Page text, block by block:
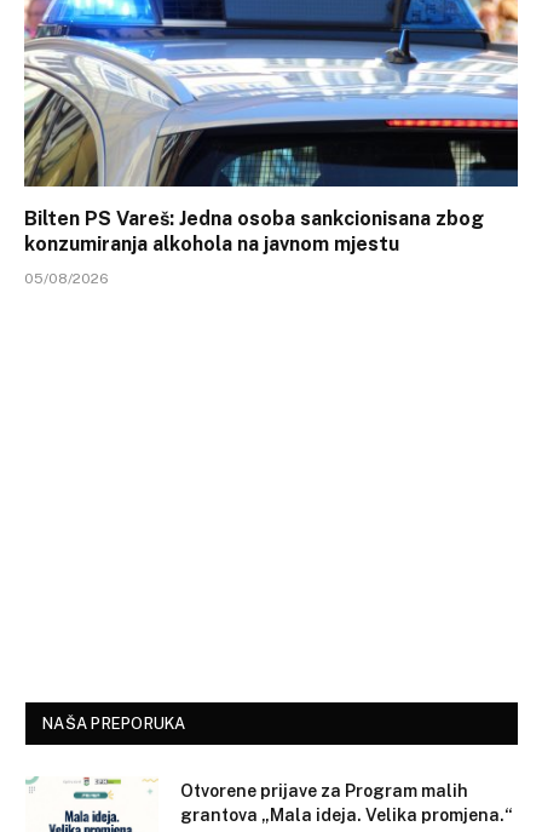
Bilten PS Vareš: Jedna osoba sankcionisana zbog
konzumiranja alkohola na javnom mjestu
05/08/2026
NAŠA PREPORUKA
Otvorene prijave za Program malih
grantova „Mala ideja. Velika promjena.“